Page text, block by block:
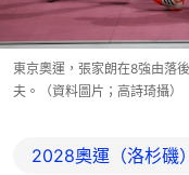
東京奧運，張家朗在8強由落
夫。（資料圖片；高詩琦攝）
2028奧運（洛杉磯）